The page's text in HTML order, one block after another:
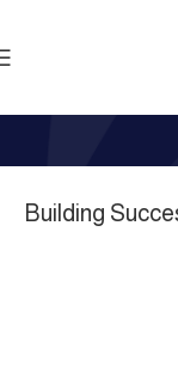
Building